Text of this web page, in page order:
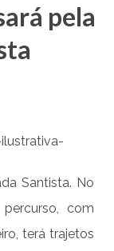
pela
Santista. No
com
terá trajetos